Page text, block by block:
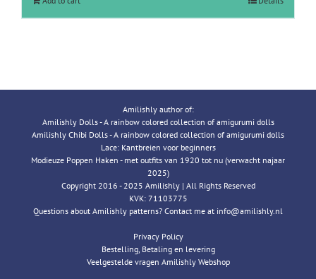
Amilishly author of:
Amilishly Dolls - A rainbow colored collection of amigurumi dolls
Amilishly Chibi Dolls - A rainbow colored collection of amigurumi dolls
Lace: Kantbreien voor beginners
Modieuze Poppen Haken - met outfits van 1920 tot nu (verwacht najaar
2025)
Copyright 2016 - 2025 Amilishly | All Rights Reserved
KVK: 71103775
Questions about Amilishly patterns? Contact me at info@amilishly.nl
Privacy Policy
Bestelling, Betaling en levering
Veelgestelde vragen Amilishly Webshop